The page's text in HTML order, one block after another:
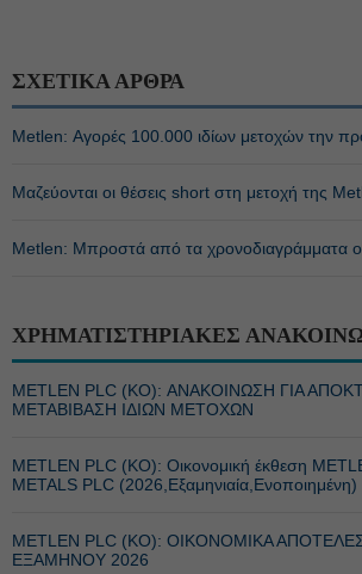
ΣΧΕΤΙΚΑ ΑΡΘΡΑ
Metlen: Αγορές 100.000 ιδίων μετοχών την
Μαζεύονται οι θέσεις short στη μετοχή της
Metlen: Μπροστά από τα χρονοδιαγράμματα
ΧΡΗΜΑΤΙΣΤΗΡΙΑΚΕΣ
METLEN PLC (ΚΟ): ΑΝΑΚΟΙΝΩΣΗ ΓΙΑ
ΜΕΤΑΒΙΒΑΣΗ ΙΔΙΩΝ ΜΕΤΟΧΩΝ
METLEN PLC (ΚΟ): Οικονομική έκθεση
METALS PLC (2026,Εξαμηνιαία,Ενοποιημένη)
METLEN PLC (ΚΟ): ΟΙΚΟΝΟΜΙΚΑ
ΕΞΑΜΗΝΟΥ 2026